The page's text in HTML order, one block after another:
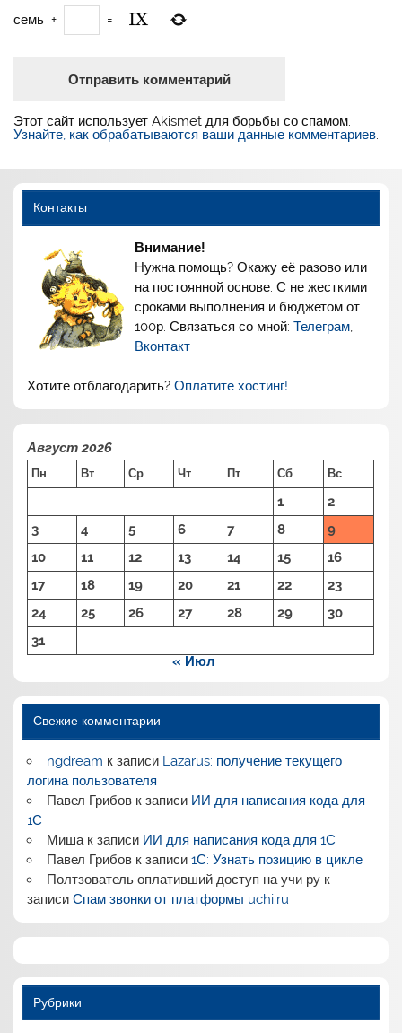
семь + =
Этот сайт использует Akismet для борьбы со спамом.
Узнайте, как обрабатываются ваши данные комментариев.
Контакты
Внимание!
Нужна помощь? Окажу её разово или
на постоянной основе. С не жесткими
сроками выполнения и бюджетом от
100р. Связаться со мной:Телеграм,
Вконтакт
Хотите отблагодарить?Оплатите хостинг!
Август 2026
Пн Вт Ср Чт Пт Сб Вс
1
2
3
4 5 6 7 8
9
10
11 12 13 14 15
16
17
18 19 20 21 22
23
24
25 26 27 28 29
30
31
« Июл
Свежие комментарии
ngdream к записи Lazarus: получение текущего
логина пользователя
Павел Грибовк записи ИИ для написания кода для
1С
Мишак записи ИИ для написания кода для 1С
Павел Грибовк записи 1С: Узнать позицию в цикле
Полтзователь оплативший доступ на учи рук
записиСпам звонки от платформы uchi.ru
Рубрики